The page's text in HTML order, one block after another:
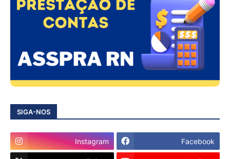
SIGA-NOS
Instagram Facebook